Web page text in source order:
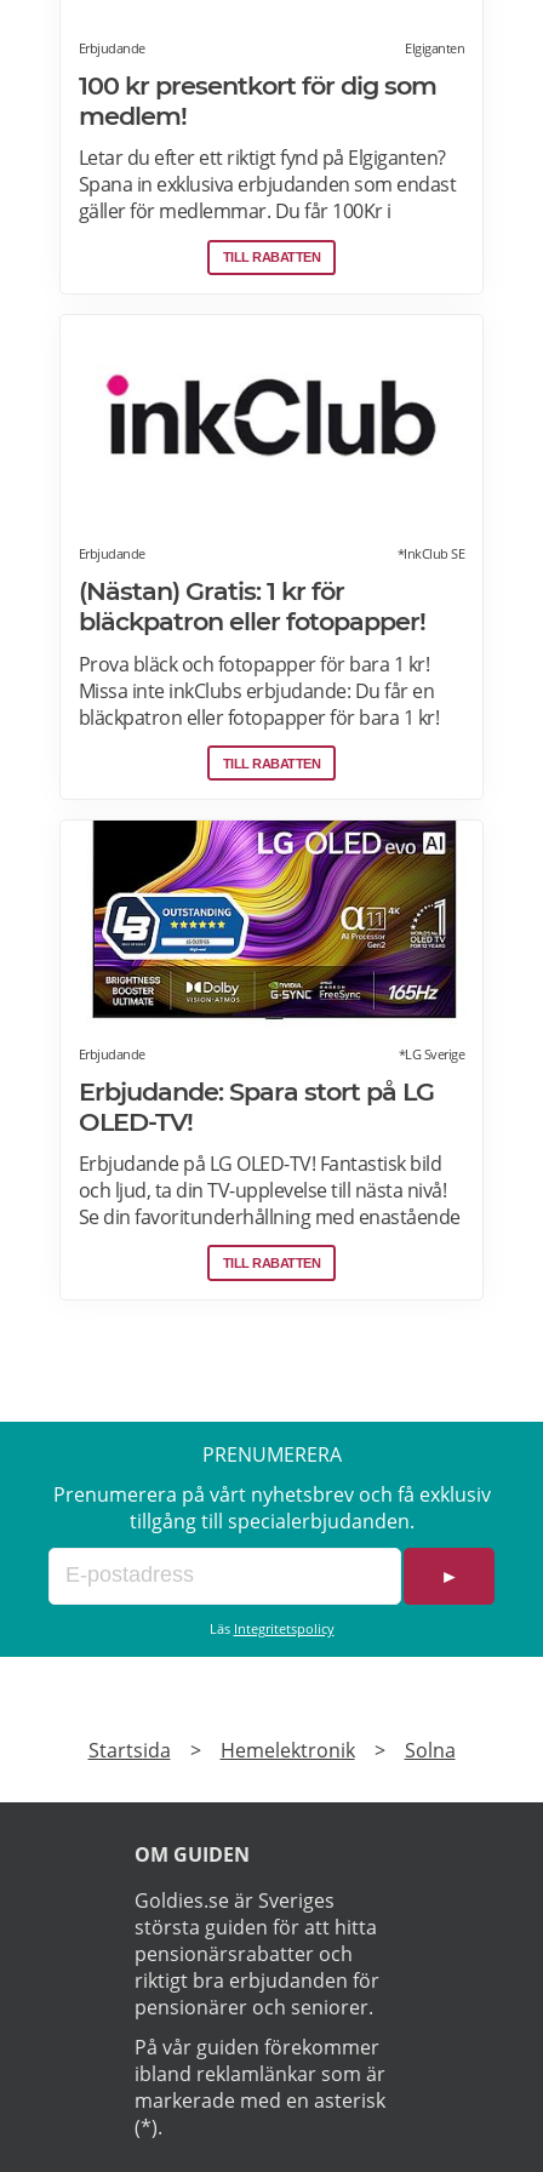
Erbjudande Elgiganten
100 kr presentkort för dig som
medlem!
Letar du efter ett riktigt fynd på Elgiganten?
Spana in exklusiva erbjudanden som endast
gäller för medlemmar. Du får 100Kr i
presentkort när du handlar för 5000:- eller
mer! Perfekt om du behöver fylla på med
pensionärsrabatter på Elgiganten här.
TILL RABATTEN
Erbjudande *InkClub SE
(Nästan) Gratis: 1 kr för
bläckpatron eller fotopapper!
Prova bläck och fotopapper för bara 1 kr!
Missa inte inkClubs erbjudande: Du får en
bläckpatron eller fotopapper för bara 1 kr!
Det enda du behöver göra är att klicka dig in
på inkclub.com, leta upp din skrivarmodell
kända för sina supersnabba leveranser och
stora sortiment. Om du beställer före kl. 19
på vardagar skickar de dessutom dina varor
samma dag!
TILL RABATTEN
Erbjudande *LG Sverige
Erbjudande: Spara stort på LG
OLED-TV!
Erbjudande på LG OLED-TV! Fantastisk bild
och ljud, ta din TV-upplevelse till nästa nivå!
Se din favoritunderhållning med enastående
bild. Fri hemeverans. 5% Välkomstkupong.
Upptäck LG exklusiva modeller - alltid till ett
TILL RABATTEN
PRENUMERERA
Prenumerera på vårt nyhetsbrev och få exklusiv
tillgång till specialerbjudanden.
►
Läs Integritetspolicy
Startsida > Hemelektronik > Solna
OM GUIDEN
Goldies.se är Sveriges
största guiden för att hitta
pensionärsrabatter och
riktigt bra erbjudanden för
pensionärer och seniorer.
På vår guiden förekommer
ibland reklamlänkar som är
markerade med en asterisk
(*).